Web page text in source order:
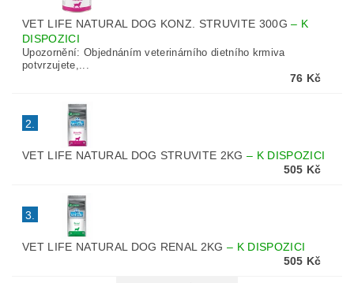
VET LIFE NATURAL DOG KONZ. STRUVITE 300G– K
DISPOZICI
Upozornění: Ob­jednáním veterinárního dietního krmiva
potvrzujete,...
76 Kč
2.
VET LIFE NATURAL DOG STRUVITE 2KG– K DISPOZICI
505 Kč
3.
VET LIFE NATURAL DOG RENAL 2KG– K DISPOZICI
505 Kč